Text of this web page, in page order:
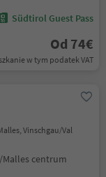
Südtirol Guest Pass
Od 74€
w tym podatek VAT
Vinschgau/Val
Malles centrum